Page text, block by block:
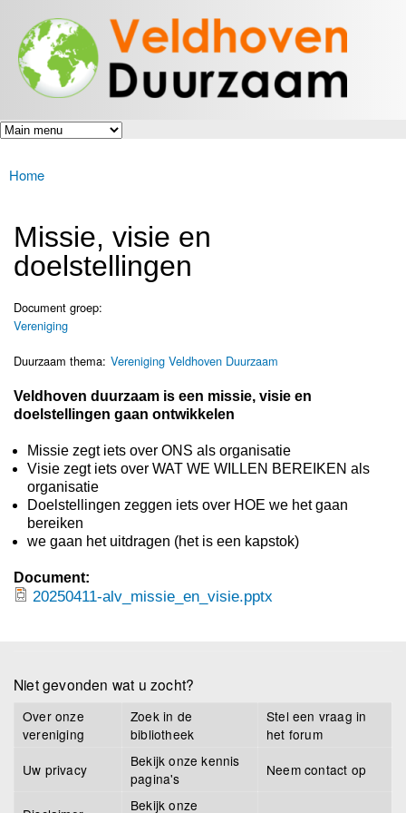
en naar
de inhoud
gaan
Veldhoven
Duurzaam
Energiek
naar de
toekomst
U bent hier
Home
Missie, visie en
doelstellingen
Document groep:
Vereniging
Duurzaam thema: Vereniging Veldhoven Duurzaam
Veldhoven duurzaam is een missie, visie en
doelstellingen gaan ontwikkelen
Missie zegt iets over ONS als organisatie
Visie zegt iets over WAT WE WILLEN BEREIKEN als
organisatie
Doelstellingen zeggen iets over HOE we het gaan
bereiken
we gaan het uitdragen (het is een kapstok)
Document:
20250411-alv_missie_en_visie.pptx
Niet gevonden wat u zocht?
Over onze
vereniging
Zoek in de
bibliotheek
Stel een vraag in
het forum
Uw privacy
Bekijk onze kennis
pagina's
Neem contact op
Bekijk onze